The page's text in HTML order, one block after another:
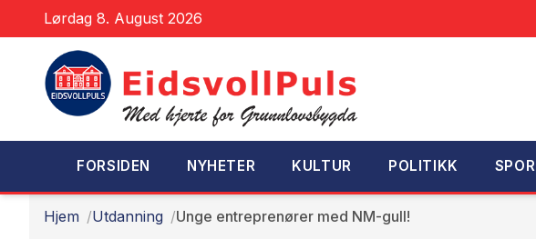
Lørdag 8. August 2026
FORSIDEN NYHETER KULTUR POLITIKK
Hjem Utdanning Unge entreprenører med NM-gull!